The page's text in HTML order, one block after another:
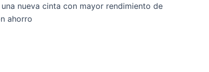
nueva cinta con mayor rendimiento de
ahorro